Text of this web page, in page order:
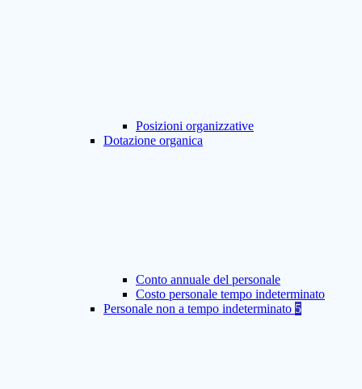
Posizioni organizzative
Dotazione organica
Conto annuale del personale
Costo personale tempo indeterminato
Personale non a tempo indeterminato 5